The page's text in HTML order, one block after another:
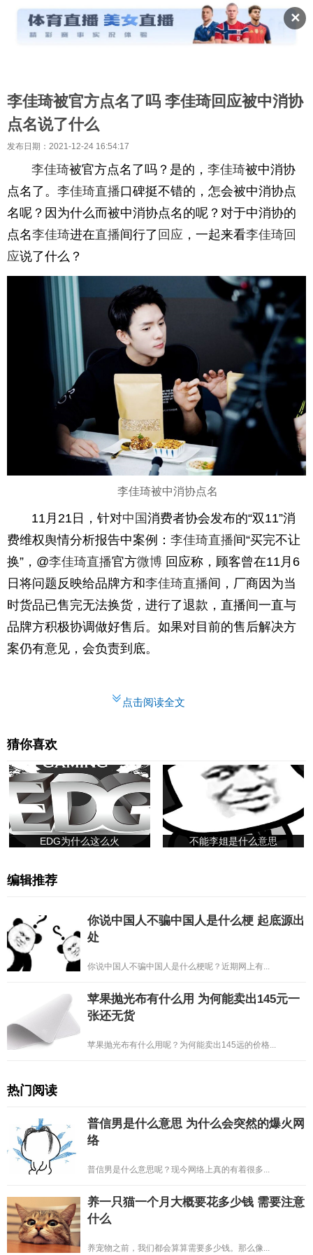
✕
李佳琦被官方点名了吗 李佳琦回应被中消协
点名说了什么
发布日期：2021-12-24 16:54:17
李佳琦被官方点名了吗？是的，李佳琦被中消协
点名了。 李佳琦直播口碑挺不错的，怎会被中消协点
名呢？因为什么而被中消协点名的呢？对于中消协的
点名李佳琦进在直播间行了 回应 ，一起来看李佳琦回
应说了什么？
李佳琦被中消协点名
11月21日，针对中国消费者协会发布的“双11”消
费维权舆情分析报告中案例： 李佳琦直播间“买完不让
换”，@李佳琦直播官方微博 回应称，顾客曾在11月6
日将问题反映给品牌方和李佳琦直播间，厂商因为当
时货品已售完无法换货，进行了退款，直播间一直与
品牌方积极协调做好售后。如果对目前的售后解决方
案仍有意见，会负责到底。
点击阅读全文
猜你喜欢
EDG为什么这么火 不能李姐是什么意思
编辑推荐
你说中国人不骗中国人是什么梗 起底源出
处
你说中国人不骗中国人是什么梗呢？近期网上有...
苹果抛光布有什么用 为何能卖出145元一
张还无货
苹果抛光布有什么用呢？为何能卖出145远的价格...
热门阅读
普信男是什么意思 为什么会突然的爆火网
络
普信男是什么意思呢？现今网络上真的有着很多...
养一只猫一个月大概要花多少钱 需要注意
什么
养宠物之前，我们都会算算需要多少钱。那么像...